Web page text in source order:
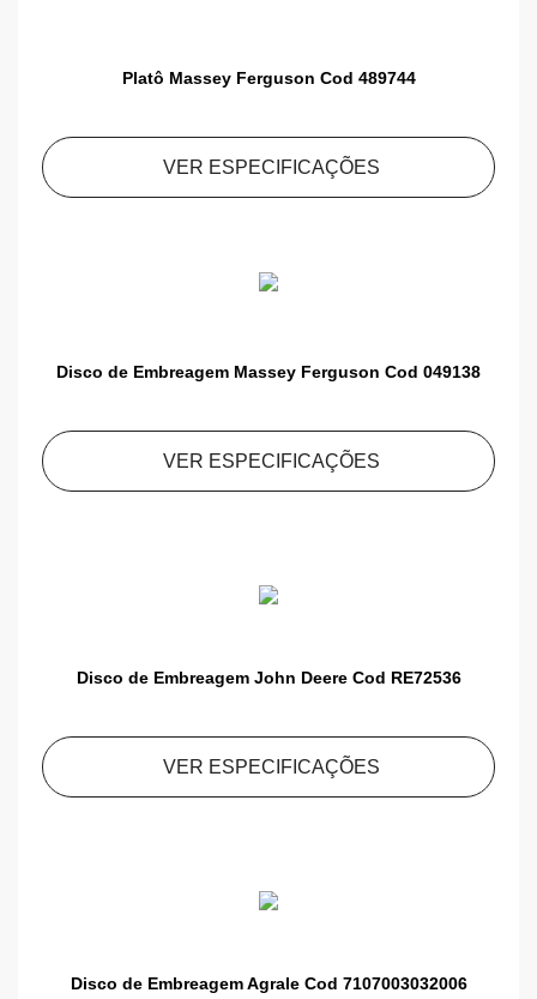
Platô Massey Ferguson Cod 489744
VER ESPECIFICAÇÕES
Disco de Embreagem Massey Ferguson Cod 049138
VER ESPECIFICAÇÕES
Disco de Embreagem John Deere Cod RE72536
VER ESPECIFICAÇÕES
Disco de Embreagem Agrale Cod 7107003032006